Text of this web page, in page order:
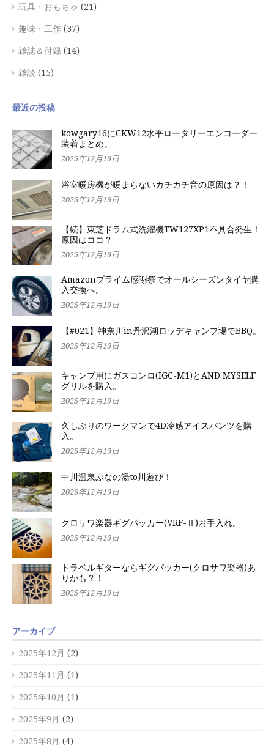
玩具・おもちゃ (21)
趣味・工作 (37)
雑誌＆付録 (14)
雑談 (15)
最近の投稿
kowgary16にCKW12水平ロータリーエンコーダー
装着まとめ。
2025年12月19日
浴室暖房機が暖まらないカチカチ音の原因は？！
2025年12月19日
【続】東芝ドラム式洗濯機TW127XP1不具合発生！
原因はココ？
2025年12月19日
Amazonプライム感謝祭でオールシーズンタイヤ購
入交換へ。
2025年12月19日
【#021】神奈川in丹沢湖ロッヂキャンプ場でBBQ。
2025年12月19日
キャンプ用にガスコンロ(IGC-M1)とAND MYSELF
グリルを購入。
2025年12月19日
久しぶりのワークマンで4D冷感アイスパンツを購
入。
2025年12月19日
中川温泉ぶなの湯to川遊び！
2025年12月19日
クロサワ楽器ギグパッカー(VRF-Ⅱ)お手入れ。
2025年12月19日
トラベルギターならギグパッカー(クロサワ楽器)あ
りかも？！
2025年12月19日
アーカイブ
2025年12月 (2)
2025年11月 (1)
2025年10月 (1)
2025年9月 (2)
2025年8月 (4)